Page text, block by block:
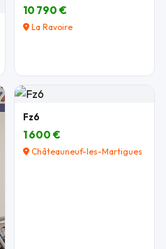
10 790 €
La Ravoire
Fz6
1 600 €
Châteauneuf-les-Martigues